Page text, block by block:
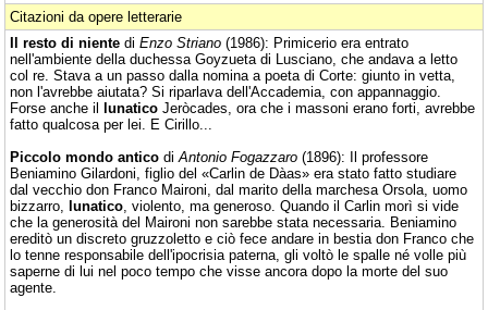
Citazioni da opere letterarie
Il resto di niente di Enzo Striano (1986): Primicerio era entrato
nell'ambiente della duchessa Goyzueta di Lusciano, che andava a letto
col re. Stava a un passo dalla nomina a poeta di Corte: giunto in vetta,
non l'avrebbe aiutata? Si riparlava dell'Accademia, con appannaggio.
Forse anche il lunatico Jeròcades, ora che i massoni erano forti, avrebbe
fatto qualcosa per lei. E Cirillo...
Piccolo mondo antico di Antonio Fogazzaro (1896): Il professore
Beniamino Gilardoni, figlio del «Carlin de Dàas» era stato fatto studiare
dal vecchio don Franco Maironi, dal marito della marchesa Orsola, uomo
bizzarro, lunatico , violento, ma generoso. Quando il Carlin morì si vide
che la generosità del Maironi non sarebbe stata necessaria. Beniamino
ereditò un discreto gruzzoletto e ciò fece andare in bestia don Franco che
lo tenne responsabile dell'ipocrisia paterna, gli voltò le spalle né volle più
saperne di lui nel poco tempo che visse ancora dopo la morte del suo
agente.